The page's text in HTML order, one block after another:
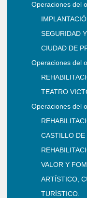
Operaciones del
SEGURIDAD
CIUDAD DE
Operaciones del
TEATRO
Operaciones del
CASTILLO DE
VALOR Y
ARTÍSTICO,
TURÍSTICO.